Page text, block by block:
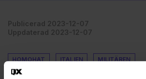
Publicerad 2023-12-07
Uppdaterad 2023-12-07
HOMOHAT ITALIEN MILITÄREN